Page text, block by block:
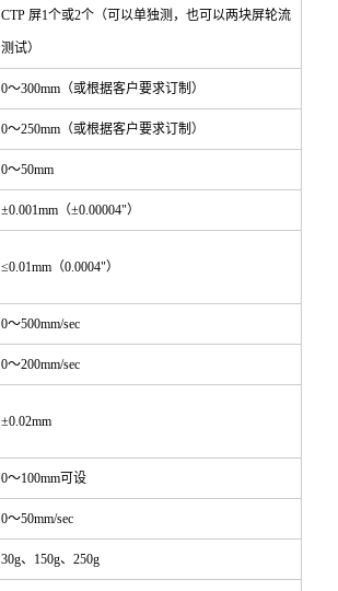
CTP 屏1个或2个（可以单独测，也可以两块屏轮流
测试）
0～300mm（或根据客户要求订制）
0～250mm（或根据客户要求订制）
0～50mm
±0.001mm（±0.00004"）
≤0.01mm（0.0004"）
0～500mm/sec
0～200mm/sec
±0.02mm
0～100mm可设
0～50mm/sec
30g、150g、250g